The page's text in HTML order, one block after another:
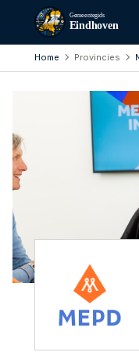
Gemeentegids
Eindhoven
Home Provincies